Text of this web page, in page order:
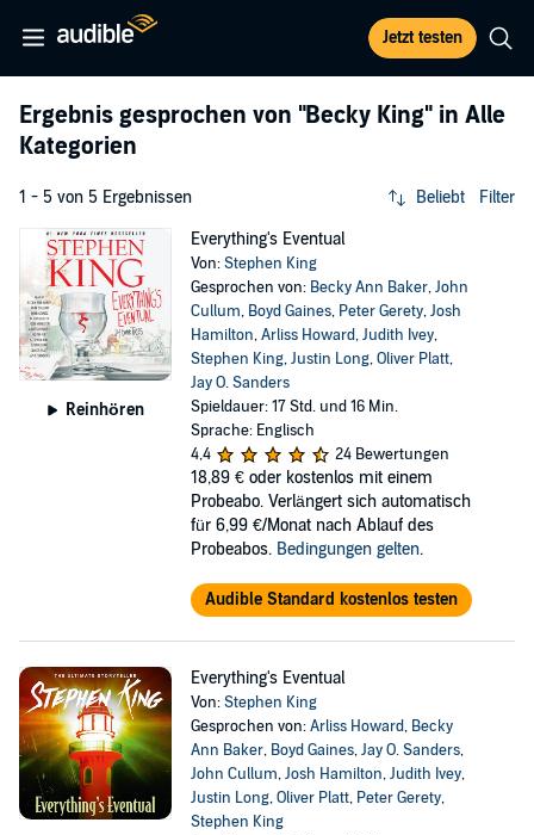
Jetzt testen
Ergebnis gesprochen von "Becky King" in Alle
Kategorien
1 - 5 von 5 Ergebnissen Beliebt Filter
Reinhören
Everything's Eventual
Von:Stephen King
Gesprochen von: Becky Ann Baker,John
Cullum, Boyd Gaines, Peter Gerety,Josh
Hamilton,Arliss Howard,Judith Ivey,
Stephen King,Justin Long,Oliver Platt,
Jay O. Sanders
Spieldauer: 17 Std. und 16 Min.
Sprache: Englisch
4,4
24 Bewertungen
18,89 € oder kostenlos mit einem
Probeabo. Verlängert sich automatisch
für 6,99 €/Monat nach Ablauf des
Probeabos. Bedingungen gelten.
Audible Standard kostenlos testen
Everything's Eventual
Von:Stephen King
Gesprochen von:Arliss Howard, Becky
Ann Baker, Boyd Gaines,Jay O. Sanders,
John Cullum,Josh Hamilton,Judith Ivey,
Justin Long,Oliver Platt, Peter Gerety,
Stephen King